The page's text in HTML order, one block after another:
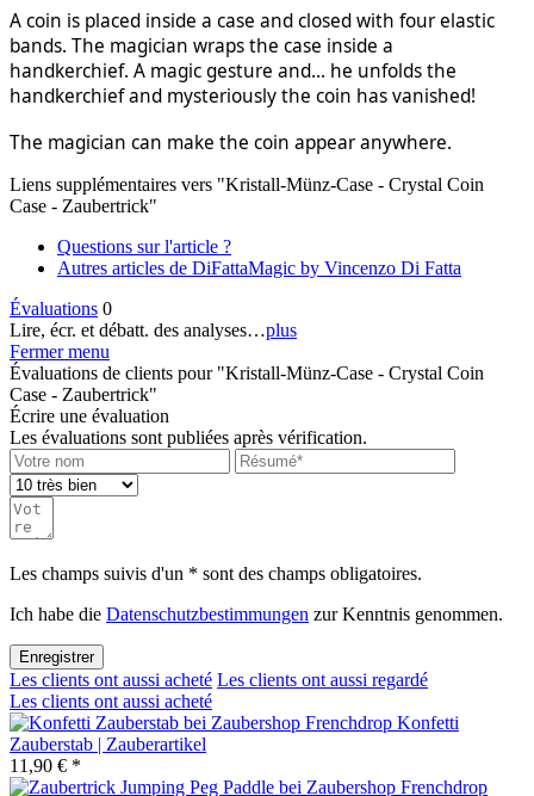
A coin is placed inside a case and closed with four elastic
bands. The magician wraps the case inside a
handkerchief. A magic gesture and... he unfolds the
handkerchief and mysteriously the coin has vanished!
The magician can make the coin appear anywhere.
Liens supplémentaires vers "Kristall-Münz-Case - Crystal Coin
Case - Zaubertrick"
Questions sur l'article ?
Autres articles de DiFattaMagic by Vincenzo Di Fatta
Évaluations 0
Lire, écr. et débatt. des analyses…plus
Fermer menu
Évaluations de clients pour "Kristall-Münz-Case - Crystal Coin
Case - Zaubertrick"
Écrire une évaluation
Les évaluations sont publiées après vérification.
Les champs suivis d'un * sont des champs obligatoires.
Ich habe die Datenschutzbestimmungen zur Kenntnis genommen.
Enregistrer
Les clients ont aussi acheté Les clients ont aussi regardé
Les clients ont aussi acheté
Konfetti
Zauberstab | Zauberartikel
11,90 € *